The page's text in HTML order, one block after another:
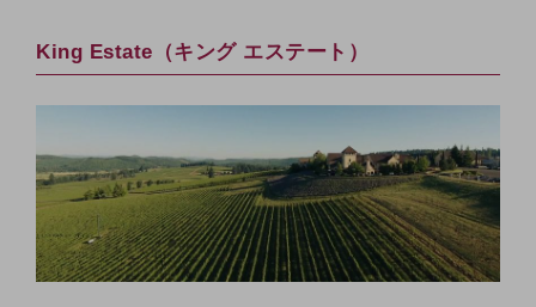
King Estate（キング エステート）